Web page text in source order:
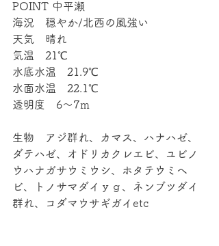
POINT 中平瀬
海況　穏やか/北西の風強い
天気　晴れ
気温　21℃
水底水温　21.9℃
水面水温　22.1℃
透明度　6～7ｍ
生物　アジ群れ、カマス、ハナハゼ、
ダテハゼ、オドリカクレエビ、ユビノ
ウハナガサウミウシ、ホタテウミヘ
ビ、トノサマダイｙｇ、ネンブツダイ
群れ、コダマウサギガイetc